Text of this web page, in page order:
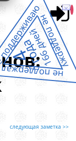
следующая заметка >>
не поддержал
не поддержу
4
года
166 дней